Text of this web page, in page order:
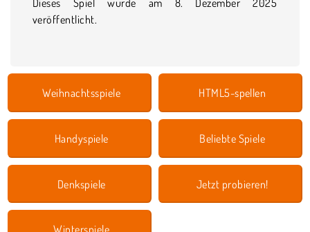
veröffentlicht.
Weihnachtsspiele HTML5-spellen
Handyspiele Beliebte Spiele
Denkspiele Jetzt probieren!